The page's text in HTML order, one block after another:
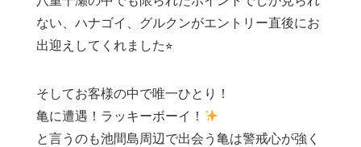
ない、ハナゴイ、グルクンがエントリー直後にお
出迎えしてくれました⭐︎
そしてお客様の中で唯一ひとり！
亀に遭遇！ラッキーボーイ！
と言うのも池間島周辺で出会う亀は警戒心が強く